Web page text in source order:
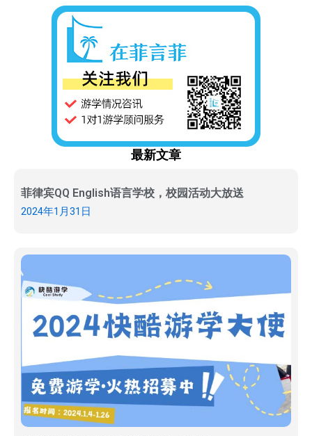
最新文章
菲律宾QQ English语言学校，校园活动大放送
2024年1月31日